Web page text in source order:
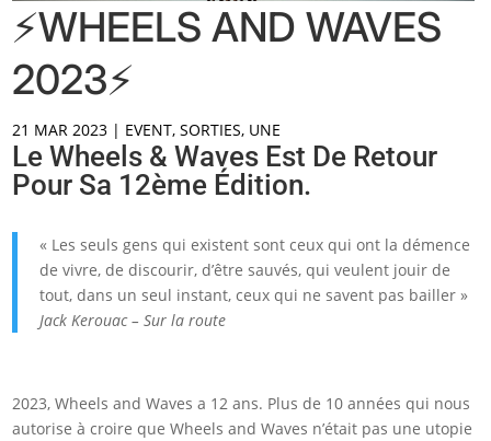
⚡️WHEELS AND WAVES
2023⚡️
21 MAR 2023 | EVENT,SORTIES, UNE
Le Wheels & Waves Est De Retour
Pour Sa 12ème Édition.
« Les seuls gens qui existent sont ceux qui ont la démence
de vivre, de discourir, d’être sauvés, qui veulent jouir de
tout, dans un seul instant, ceux qui ne savent pas bailler »
Jack Kerouac – Sur la route
2023, Wheels and Waves a 12 ans. Plus de 10 années qui nous
autorise à croire que Wheels and Waves n’était pas une utopie